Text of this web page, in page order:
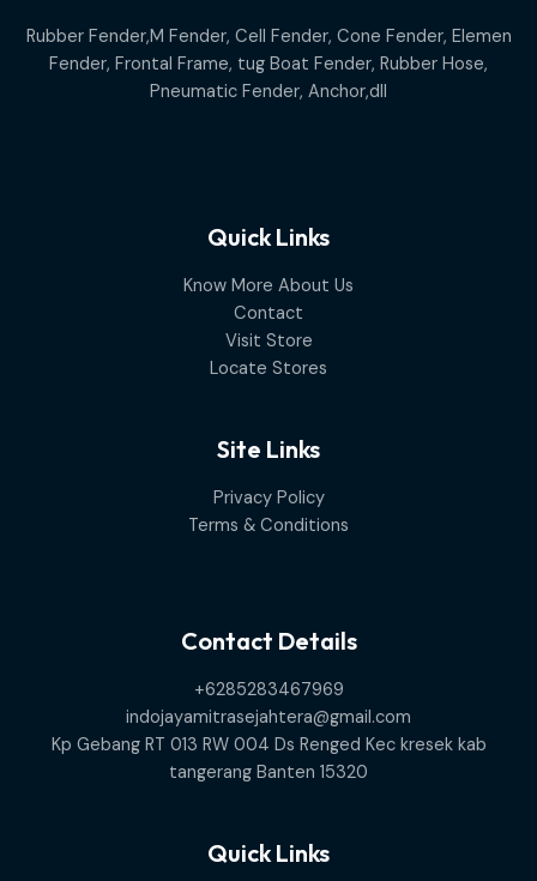
Rubber Fender,M Fender, Cell Fender, Cone Fender, Elemen
Fender, Frontal Frame, tug Boat Fender, Rubber Hose,
Pneumatic Fender, Anchor,dll
Quick Links
Know More About Us
Contact
Visit Store
Locate Stores
Site Links
Privacy Policy
Terms & Conditions
Contact Details
+6285283467969
indojayamitrasejahtera@gmail.com
Kp Gebang RT 013 RW 004 Ds Renged Kec kresek kab
tangerang Banten 15320
Quick Links